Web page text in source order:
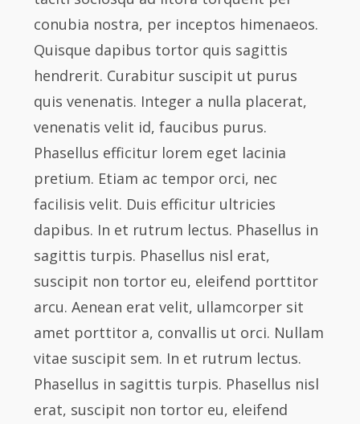
conubia nostra, per inceptos himenaeos.
Quisque dapibus tortor quis sagittis
hendrerit. Curabitur suscipit ut purus
quis venenatis. Integer a nulla placerat,
venenatis velit id, faucibus purus.
Phasellus efficitur lorem eget lacinia
pretium. Etiam ac tempor orci, nec
facilisis velit. Duis efficitur ultricies
dapibus. In et rutrum lectus. Phasellus in
sagittis turpis. Phasellus nisl erat,
suscipit non tortor eu, eleifend porttitor
arcu. Aenean erat velit, ullamcorper sit
amet porttitor a, convallis ut orci. Nullam
vitae suscipit sem. In et rutrum lectus.
Phasellus in sagittis turpis. Phasellus nisl
erat, suscipit non tortor eu, eleifend